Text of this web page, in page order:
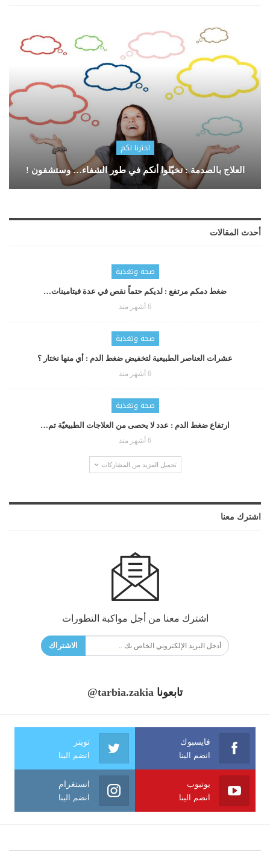
اخترنا لكم
العلاج بالصدمة : تخيّلوا أنكم في طور الشفاء… وستشفون !
أحدث المقالات
صحة وتغذية
ضغط دمكم مرتفع : لديكم حتماّ نقص في عدة فيتامينات…
6 أشهر منذ
صحة وتغذية
عشرات العناصر الطبيعية لتخفيض ضغط الدم : أي منها نختار ؟
6 أشهر منذ
صحة وتغذية
ارتفاع ضغط الدم : عدد لا يحصى من العلاجات الطبيعيّة تم…
6 أشهر منذ
تحميل المزيد من المشاركات
اشترك معنا
اشترك معنا من أجل مواكبة التطورات
الاشتراك
تابعونا @tarbia.zakia
فايسبوك
انضم الينا
تويتر
انضم الينا
يوتيوب
انضم الينا
انستغرام
انضم الينا